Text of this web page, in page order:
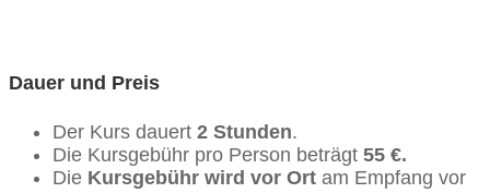
Dauer und Preis
Der Kurs dauert 2 Stunden.
Die Kursgebühr pro Person beträgt 55 €.
Die Kursgebühr wird vor Ort am Empfang vor